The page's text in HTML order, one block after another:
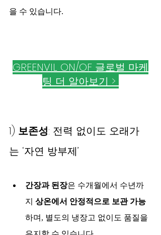
을 수 있습니다.
GREENVIL ON/OF 글로벌 마케
팅 더 알아보기 >
1) 보존성: 전력 없이도 오래가
는 ‘자연 방부제’
간장과 된장은 수개월에서 수년까
지 상온에서 안정적으로 보관 가능
하며, 별도의 냉장고 없이도 품질을